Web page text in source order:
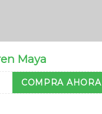
Maya
COMPRA AHORA